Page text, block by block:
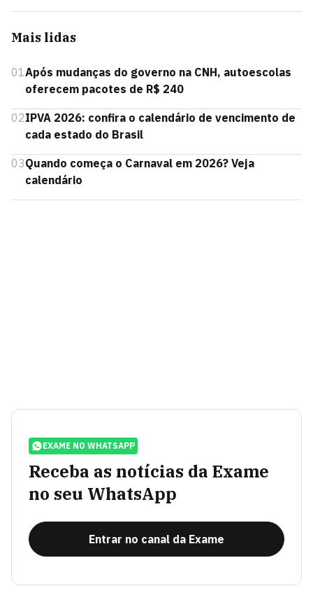
Mais lidas
01Após mudanças do governo na CNH, autoescolas
oferecem pacotes de R$ 240
02IPVA 2026: confira o calendário de vencimento de
cada estado do Brasil
03Quando começa o Carnaval em 2026? Veja
calendário
EXAME NO WHATSAPP
Receba as notícias da Exame
no seu WhatsApp
Entrar no canal da Exame